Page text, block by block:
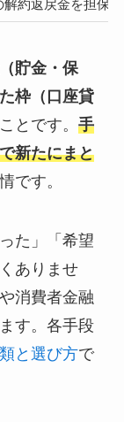
解約返戻金を担保
貯金・保
枠（口座貸
とです。 手
新たにまと
です。
た」「希望
ありませ
消費者金融
す。各手段
と選び方で